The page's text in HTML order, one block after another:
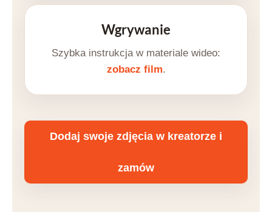
Wgrywanie
Szybka instrukcja w materiale wideo:
zobacz film.
Dodaj swoje zdjęcia w kreatorze i
zamów